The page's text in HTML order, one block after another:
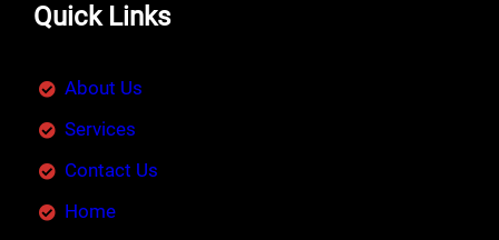
Quick Links
About Us
Services
Contact Us
Home